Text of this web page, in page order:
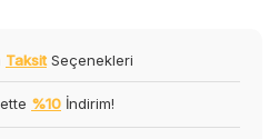
Taksit Seçenekleri
%10 İndirim!